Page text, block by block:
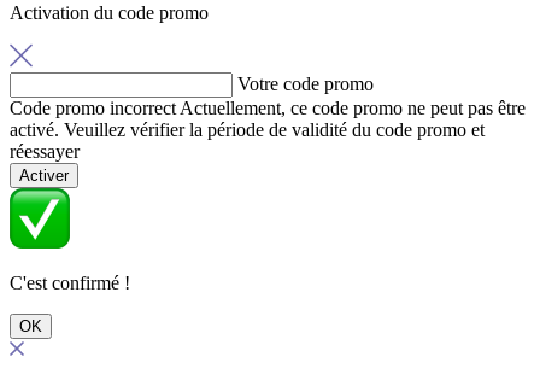
Activation du code promo
Votre code promo
Code promo incorrect Actuellement, ce code promo ne peut pas être
activé. Veuillez vérifier la période de validité du code promo et
réessayer
Activer
C'est confirmé !
OK